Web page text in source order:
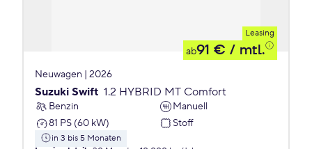
Leasing
ab91 € / mtl.
Neuwagen | 2026
Suzuki Swift 1.2 HYBRID MT Comfort
Benzin
Manuell
81 PS (60 kW)
Stoff
in 3 bis 5 Monaten